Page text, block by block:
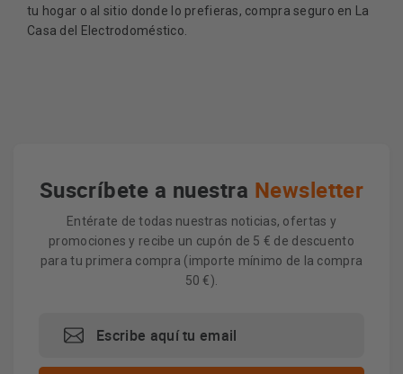
tu hogar o al sitio donde lo prefieras, compra seguro en La
Casa del Electrodoméstico.
Suscríbete a nuestra Newsletter
Entérate de todas nuestras noticias, ofertas y
promociones y recibe un cupón de 5 € de descuento
para tu primera compra (importe mínimo de la compra
50 €).